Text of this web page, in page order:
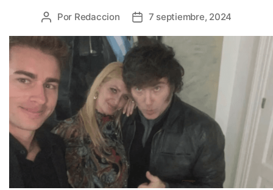
Autor
entrada
Por Redaccion
Fecha
la
7 septiembre, 2024